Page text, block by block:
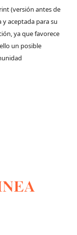
(versión antes de
aceptada para su
ya que favorece
un posible